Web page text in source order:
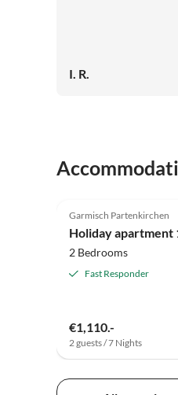
I. R.
Garmisch Partenkirchen
Holiday apartment
2 Bedrooms
Fast Responder
€1,110.-
2 guests / 7 Nights